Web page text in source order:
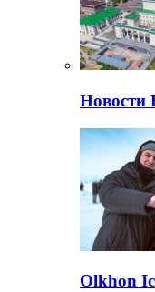
Новости
Olkhon